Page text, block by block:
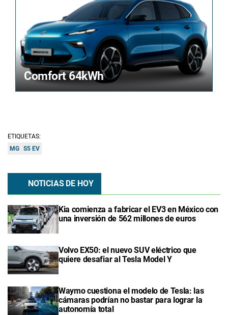
Comfort 64kWh
ETIQUETAS:
MG S5 EV
NOTICIAS DE HOY
Kia comienza a fabricar el EV3 en México con
una inversión de 562 millones de euros
Volvo EX50: el nuevo SUV eléctrico que
quiere desafiar al Tesla Model Y
Waymo cuestiona el modelo de Tesla: las
cámaras podrían no bastar para lograr la
autonomía total